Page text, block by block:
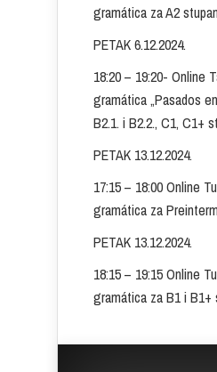
gramática za A2
PETAK 6.12.2024.
18:20 – 19:20- Online
gramática „Pasados
B2.1. i B2.2., C1, C1+
PETAK 13.12.2024.
17:15 – 18:00 Online
gramática za
PETAK 13.12.2024.
18:15 – 19:15 Online
gramática za B1 i B1+